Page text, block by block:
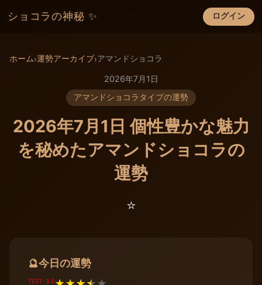
ショコラの神秘 ✨ ログイン
×
ホーム›運勢アーカイブ›アマンドショコラ
2026年7月1日
アマンドショコラタイプの運勢
2026年7月1日 個性豊かな魅力
を秘めたアマンドショコラの
運勢
⭐️
🔮今日の運勢
TEST: 3.5